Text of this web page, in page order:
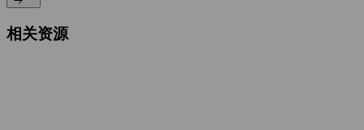
相关资源